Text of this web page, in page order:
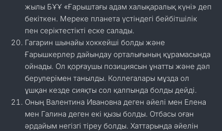
жылы БҰҰ «Ғарыштағы адам халықаралық күні» деп
бекіткен. Мереке планета үстіндегі бейбітшілік
пен серіктестікті еске салады.
Гагарин шынайы хоккейші болды және
Ғарышкерлер дайындау орталығының құрамасында
ойнады. Ол қорғаушы позициясын ұнатты және дәл
берулерімен танылды. Коллегалары мұзда ол
ұшқан кезде сияқты сол қалпында болды дейді.
Оның Валентина Ивановна деген әйелі мен Елена
мен Галина деген екі қызы болды. Отбасы оған
әрдайым негізгі тіреу болды. Хаттарында әйелін